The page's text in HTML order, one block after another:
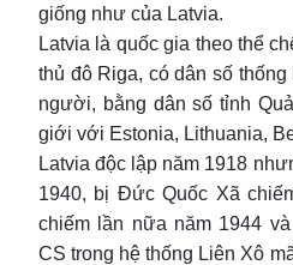
giống như của Latvia.
Latvia là quốc gia theo thể
thủ đô Riga, có dân số
người, bằng dân số tỉnh
giới với Estonia, Lithuania,
Latvia độc lập năm 1918
1940, bị Đức Quốc Xã
chiếm lần nữa năm 1944
CS trong hệ thống Liên Xô